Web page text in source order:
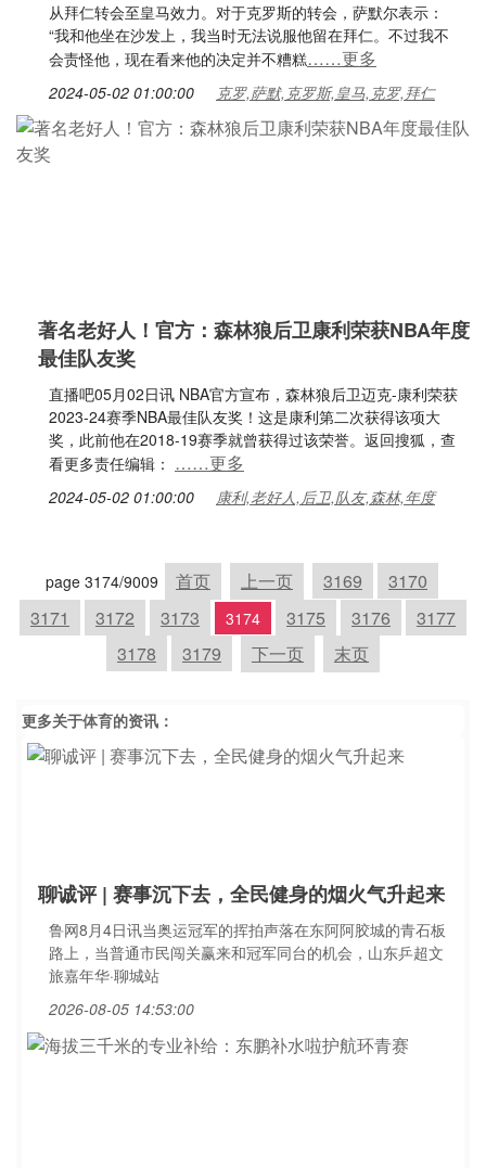
从拜仁转会至皇马效力。对于克罗斯的转会，萨默尔表示：
“我和他坐在沙发上，我当时无法说服他留在拜仁。不过我不
会责怪他，现在看来他的决定并不糟糕……更多
2024-05-02 01:00:00 克罗,萨默,克罗斯,皇马,克罗,拜仁
著名老好人！官方：森林狼后卫康利荣获NBA年度
最佳队友奖
直播吧05月02日讯 NBA官方宣布，森林狼后卫迈克-康利荣获
2023-24赛季NBA最佳队友奖！这是康利第二次获得该项大
奖，此前他在2018-19赛季就曾获得过该荣誉。返回搜狐，查
看更多责任编辑： ……更多
2024-05-02 01:00:00 康利,老好人,后卫,队友,森林,年度
page 3174/9009 首页 上一页 3169
3170
3171
3172 3173 3174 3175 3176
3177
3178
3179 下一页 末页
更多关于体育的资讯：
聊诚评 | 赛事沉下去，全民健身的烟火气升起来
鲁网8月4日讯当奥运冠军的挥拍声落在东阿阿胶城的青石板
路上，当普通市民闯关赢来和冠军同台的机会，山东乒超文
旅嘉年华·聊城站
2026-08-05 14:53:00